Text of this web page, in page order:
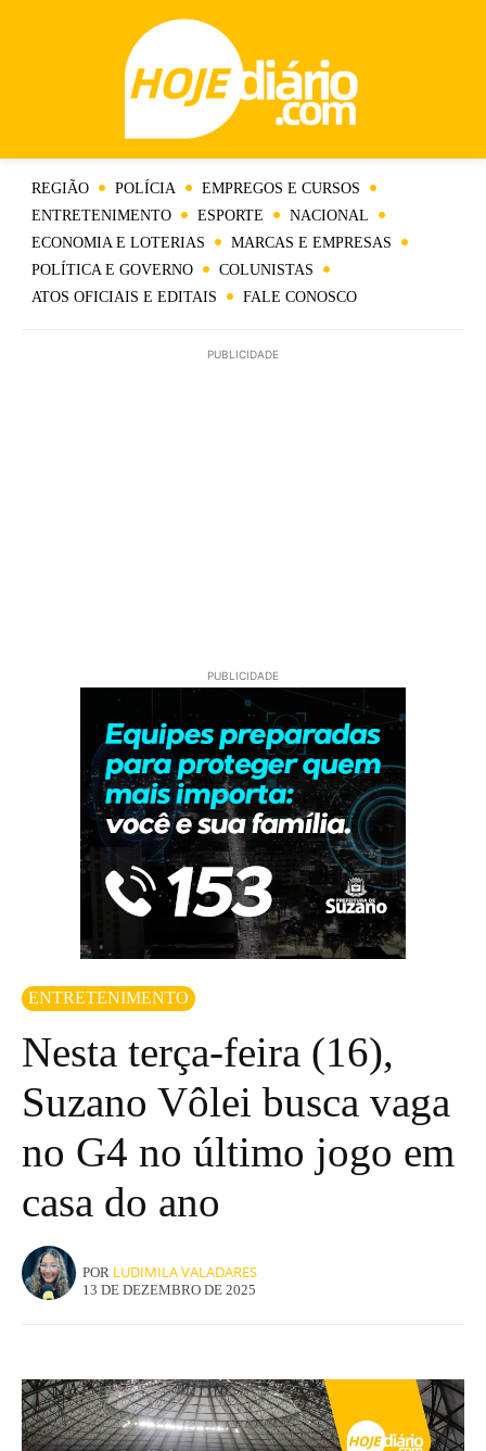
REGIÃO POLÍCIA
EMPREGOS E CURSOS
ENTRETENIMENTO
ESPORTE
NACIONAL
ECONOMIA E LOTERIAS
MARCAS E EMPRESAS
POLÍTICA E GOVERNO
COLUNISTAS
ATOS OFICIAIS E EDITAIS
FALE CONOSCO
PUBLICIDADE
PUBLICIDADE
ENTRETENIMENTO
Nesta terça-feira (16),
Suzano Vôlei busca vaga
no G4 no último jogo em
casa do ano
POR LUDIMILA VALADARES
13 DE DEZEMBRO DE 2025